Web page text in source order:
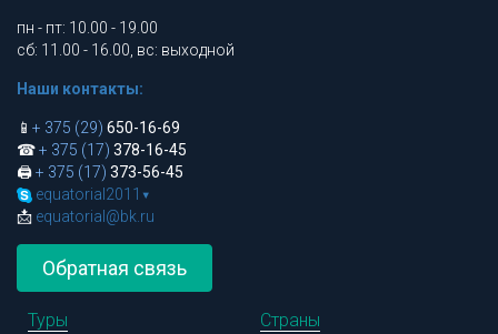
пн - пт: 10.00 - 19.00
сб: 11.00 - 16.00, вс: выходной
Наши контакты:
📱 + 375 (29) 650-16-69
☎+ 375 (17) 378-16-45
🖨+ 375 (17) 373-56-45
equatorial2011 ▾
📩 equatorial@bk.ru
Обратная связь
Туры
Страны